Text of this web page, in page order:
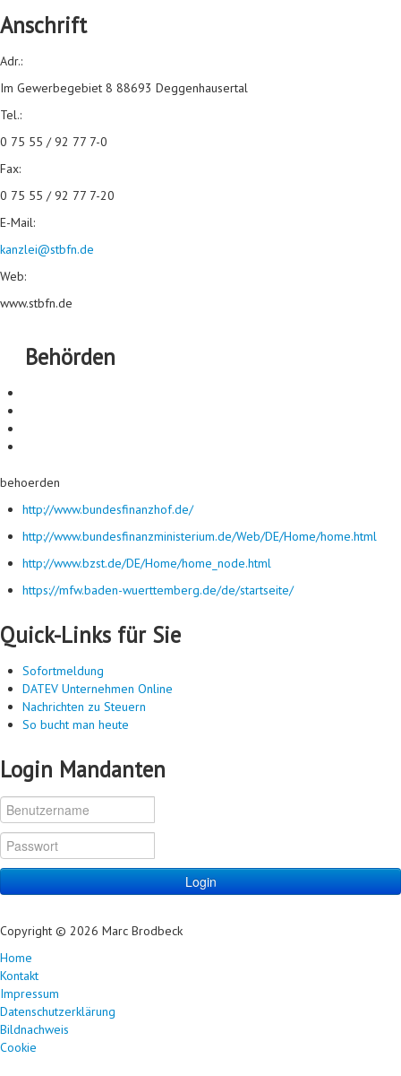
Anschrift
Adr.:
Im Gewerbegebiet 8 88693 Deggenhausertal
Tel.:
0 75 55 / 92 77 7-0
Fax:
0 75 55 / 92 77 7-20
E-Mail:
kanzlei@stbfn.de
Web:
www.stbfn.de
Behörden
behoerden
http://www.bundesfinanzhof.de/
http://www.bundesfinanzministerium.de/Web/DE/Home/home.html
http://www.bzst.de/DE/Home/home_node.html
https://mfw.baden-wuerttemberg.de/de/startseite/
Quick-Links für Sie
Sofortmeldung
DATEV Unternehmen Online
Nachrichten zu Steuern
So bucht man heute
Login Mandanten
Login
Copyright © 2026 Marc Brodbeck
Home
Kontakt
Impressum
Datenschutzerklärung
Bildnachweis
Cookie